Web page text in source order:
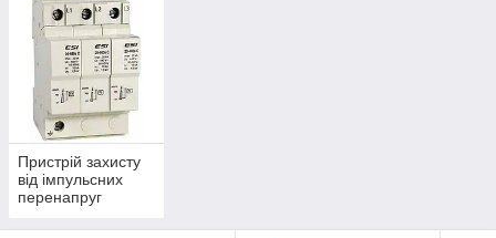
Пристрій захисту
від імпульсних
перенапруг